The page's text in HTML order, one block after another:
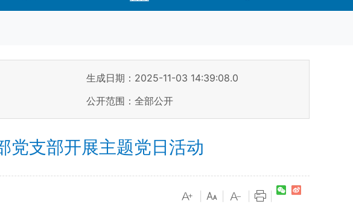
生成日期：2025-11-03 14:39:08.0
公开范围：全部公开
党支部开展主题党日活动